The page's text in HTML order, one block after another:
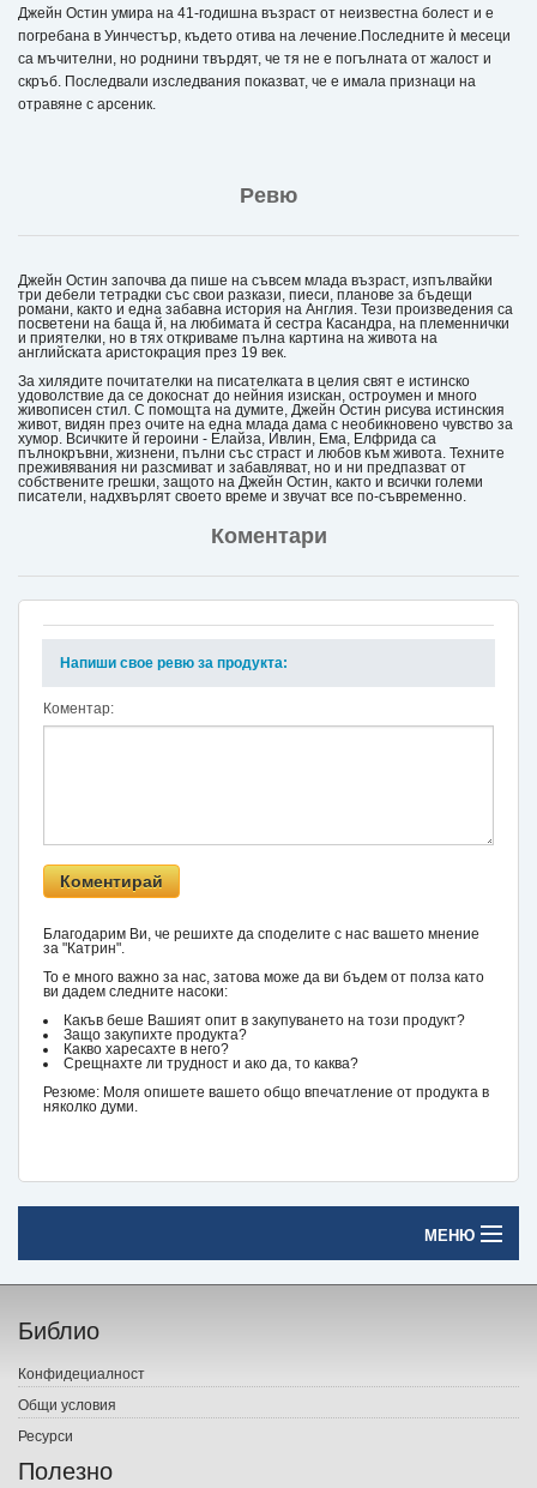
Джейн Остин умира на 41-годишна възраст от неизвестна болест и е
погребана в Уинчестър, където отива на лечение.Последните ѝ месеци
са мъчителни, но роднини твърдят, че тя не е погълната от жалост и
скръб. Последвали изследвания показват, че е имала признаци на
отравяне с арсеник.
Ревю
Джейн Остин започва да пише на съвсем млада възраст, изпълвайки
три дебели тетрадки със свои разкази, пиеси, планове за бъдещи
романи, както и една забавна история на Англия. Тези произведения са
посветени на баща й, на любимата й сестра Касандра, на племеннички
и приятелки, но в тях откриваме пълна картина на живота на
английската аристокрация през 19 век.
За хилядите почитателки на писателката в целия свят е истинско
удоволствие да се докоснат до нейния изискан, остроумен и много
живописен стил. С помощта на думите, Джейн Остин рисува истинския
живот, видян през очите на една млада дама с необикновено чувство за
хумор. Всичките й героини - Елайза, Ивлин, Ема, Елфрида са
пълнокръвни, жизнени, пълни със страст и любов към живота. Техните
преживявания ни разсмиват и забавляват, но и ни предпазват от
собствените грешки, защото на Джейн Остин, както и всички големи
писатели, надхвърлят своето време и звучат все по-съвременно.
Коментари
Напиши свое ревю за продукта:
Коментар:
Благодарим Ви, че решихте да споделите с нас вашето мнение
за "Катрин".
То е много важно за нас, затова може да ви бъдем от полза като
ви дадем следните насоки:
Какъв беше Вашият опит в закупуването на този продукт?
Защо закупихте продукта?
Какво харесахте в него?
Срещнахте ли трудност и ако да, то каква?
Резюме: Моля опишете вашето общо впечатление от продукта в
няколко думи.
МЕНЮ
Начало
Печатни книги
Електронни книги
Е-списания
Библио
Конфидециалност
Общи условия
Ресурси
Полезно